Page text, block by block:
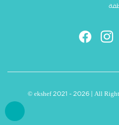
© ekshef 2021 - 2026 | All